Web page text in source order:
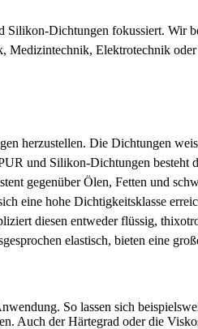
Dichtungen fokussiert. Wir
Elektrotechnik
herzustellen. Die Dichtungen
und Silikon-Dichtungen besteht
gegenüber Ölen, Fetten und
eine hohe Dichtigkeitsklasse
diesen entweder flüssig,
elastisch, bieten eine
So lassen sich
der Härtegrad oder die